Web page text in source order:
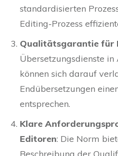
standardisierten
Editing-Prozess
Qualitätsgarantie für
Übersetzungsdienste in
können sich darauf
Endübersetzungen
entsprechen.
Klare
Editoren: Die Norm